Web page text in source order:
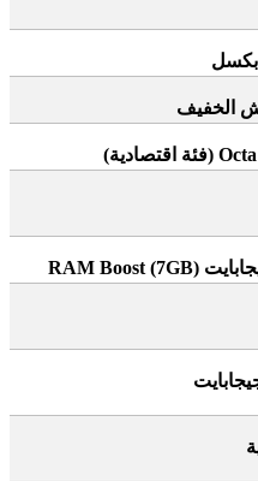
بكسل
الخفيف
فئة اقتصادية)
RAM Boost (7GB)